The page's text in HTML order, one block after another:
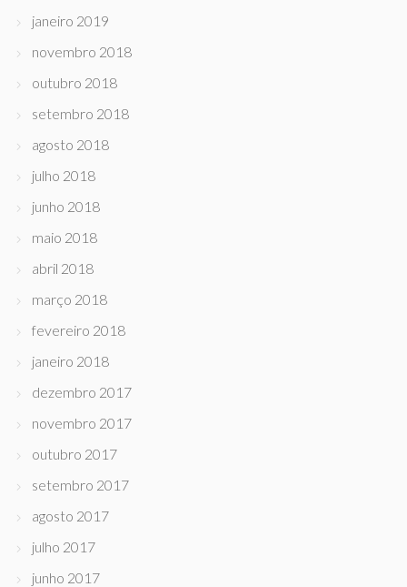
janeiro 2019
novembro 2018
outubro 2018
setembro 2018
agosto 2018
julho 2018
junho 2018
maio 2018
abril 2018
março 2018
fevereiro 2018
janeiro 2018
dezembro 2017
novembro 2017
outubro 2017
setembro 2017
agosto 2017
julho 2017
junho 2017